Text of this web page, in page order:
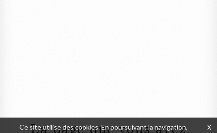
Ce site utilise des cookies. En poursuivant la navigation,
x